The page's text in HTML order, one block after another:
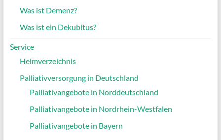
Was ist Demenz?
Was ist ein Dekubitus?
Service
Heimverzeichnis
Palliativversorgung in Deutschland
Palliativangebote in Norddeutschland
Palliativangebote in Nordrhein-Westfalen
Palliativangebote in Bayern